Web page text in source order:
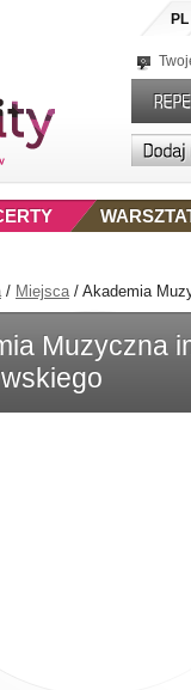
PL
/ Miejsca/ Akademia
Muzyczna